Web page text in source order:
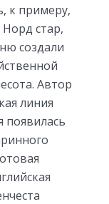
к примеру,
стар,
создали
Автор
линия
появилась